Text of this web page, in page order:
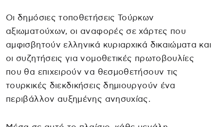
Οι δημόσιες τοποθετήσεις Τούρκων
αξιωματούχων, οι αναφορές σε χάρτες που
αμφισβητούν ελληνικά κυριαρχικά δικαιώματα και
οι συζητήσεις για νομοθετικές πρωτοβουλίες
που θα επιχειρούν να θεσμοθετήσουν τις
τουρκικές διεκδικήσεις δημιουργούν ένα
περιβάλλον αυξημένης ανησυχίας.